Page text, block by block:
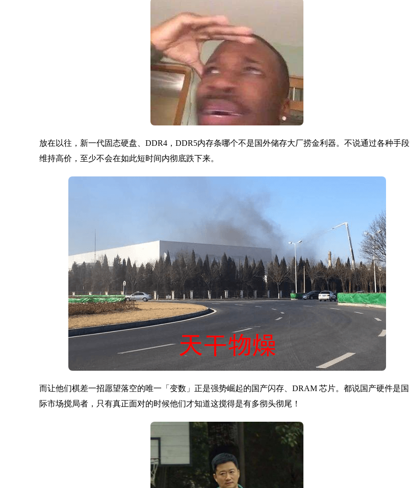
放在以往，新一代固态硬盘、DDR4，DDR5内存条哪个不是国外储存大厂捞金利器。不说通过各种手段
维持高价，至少不会在如此短时间内彻底跌下来。
而让他们棋差一招愿望落空的唯一「变数」正是强势崛起的国产闪存、DRAM 芯片。都说国产硬件是国
际市场搅局者，只有真正面对的时候他们才知道这搅得是有多彻头彻尾！